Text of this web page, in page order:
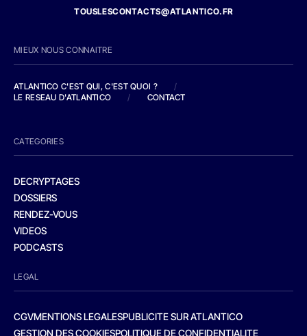
TOUSLESCONTACTS@ATLANTICO.FR
MIEUX NOUS CONNAITRE
ATLANTICO C'EST QUI, C'EST QUOI ?
/
LE RESEAU D'ATLANTICO
/ CONTACT
CATEGORIES
DECRYPTAGES
DOSSIERS
RENDEZ-VOUS
VIDEOS
PODCASTS
LEGAL
CGVMENTIONS LEGALESPUBLICITE SUR ATLANTICO
GESTION DES COOKIESPOLITIQUE DE CONFIDENTIALITE